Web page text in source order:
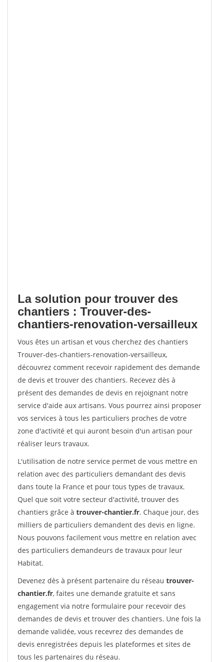
La solution pour trouver des
chantiers : Trouver-des-
chantiers-renovation-versailleux
Vous êtes un artisan et vous cherchez des chantiers
Trouver-des-chantiers-renovation-versailleux,
découvrez comment recevoir rapidement des demande
de devis et trouver des chantiers. Recevez dès à
présent des demandes de devis en rejoignant notre
service d'aide aux artisans. Vous pourrez ainsi proposer
vos services à tous les particuliers proches de votre
zone d'activité et qui auront besoin d'un artisan pour
réaliser leurs travaux.
L'utilisation de notre service permet de vous mettre en
relation avec des particuliers demandant des devis
dans toute la France et pour tous types de travaux.
Quel que soit votre secteur d'activité, trouver des
chantiers grâce à trouver-chantier.fr. Chaque jour, des
milliers de particuliers demandent des devis en ligne.
Nous pouvons facilement vous mettre en relation avec
des particuliers demandeurs de travaux pour leur
Habitat.
Devenez dès à présent partenaire du réseau trouver-
chantier.fr, faites une demande gratuite et sans
engagement via notre formulaire pour recevoir des
demandes de devis et trouver des chantiers. Une fois la
demande validée, vous recevrez des demandes de
devis enregistrées depuis les plateformes et sites de
tous les partenaires du réseau.